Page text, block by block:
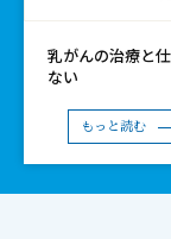
乳がんの治療と
ない
もっと読む